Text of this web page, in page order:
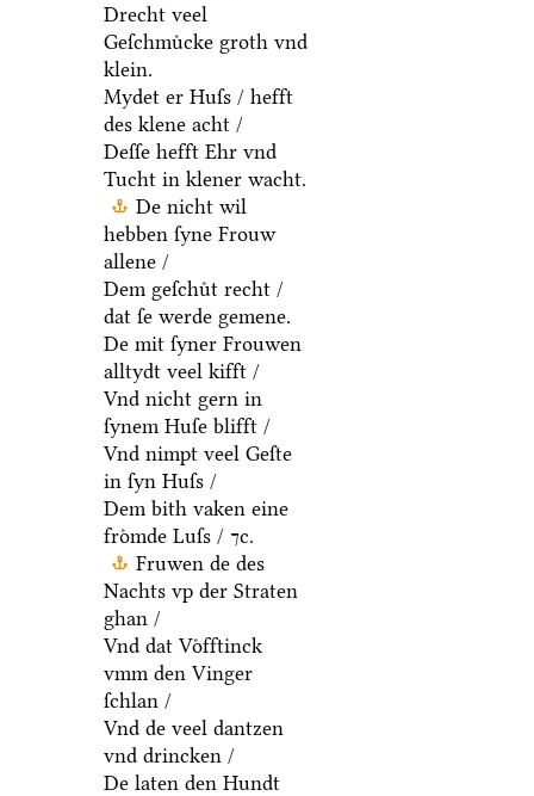
Drecht veel
Geſchmuͤcke groth vnd
klein.
Mydet er Huſs / hefft
des klene acht /
Deſſe hefft Ehr vnd
Tucht in klener wacht.
De nicht wil
hebben ſyne Frouw
allene /
Dem geſchuͤt recht /
dat ſe werde gemene.
De mit ſyner Frouwen
alltydt veel kifft /
Vnd nicht gern in
ſynem Huſe blifft /
Vnd nimpt veel Geſte
in ſyn Huſs /
Dem bith vaken eine
froͤmde Luſs / ⁊c.
Fruwen de des
Nachts vp der Straten
ghan /
Vnd dat Voͤfftinck
vmm den Vinger
ſchlan /
Vnd de veel dantzen
vnd drincken /
De laten den Hundt